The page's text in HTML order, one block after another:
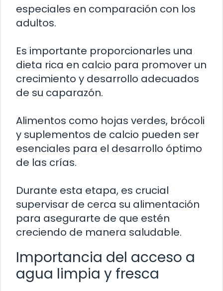
especiales en comparación con los
adultos.
Es importante proporcionarles una
dieta rica en calcio para promover un
crecimiento y desarrollo adecuados
de su caparazón.
Alimentos como hojas verdes, brócoli
y suplementos de calcio pueden ser
esenciales para el desarrollo óptimo
de las crías.
Durante esta etapa, es crucial
supervisar de cerca su alimentación
para asegurarte de que estén
creciendo de manera saludable.
Importancia del acceso a
agua limpia y fresca